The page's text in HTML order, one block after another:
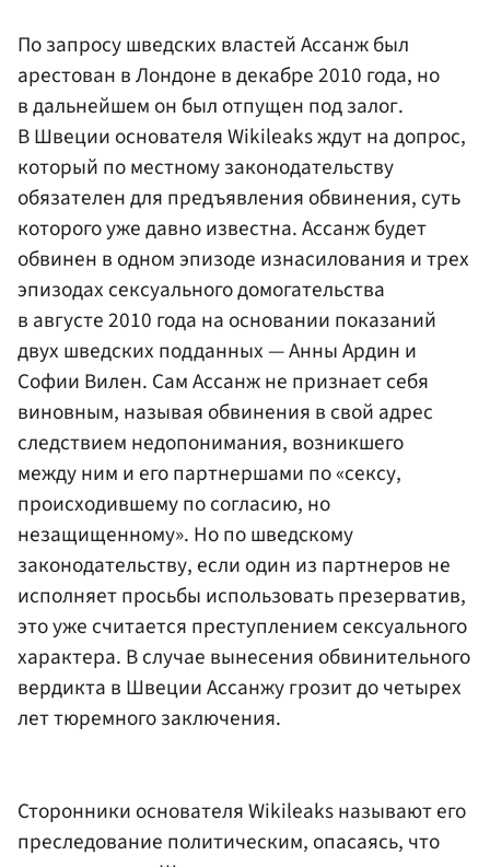
По запросу шведских властей Ассанж был
арестован в Лондоне в декабре 2010 года, но
в дальнейшем он был отпущен под залог.
В Швеции основателя Wikileaks ждут на допрос,
который по местному законодательству
обязателен для предъявления обвинения, суть
которого уже давно известна. Ассанж будет
обвинен в одном эпизоде изнасилования и трех
эпизодах сексуального домогательства
в августе 2010 года на основании показаний
двух шведских подданных — Анны Ардин и
Софии Вилен. Сам Ассанж не признает себя
виновным, называя обвинения в свой адрес
следствием недопонимания, возникшего
между ним и его партнершами по «сексу,
происходившему по согласию, но
незащищенному». Но по шведскому
законодательству, если один из партнеров не
исполняет просьбы использовать презерватив,
это уже считается преступлением сексуального
характера. В случае вынесения обвинительного
вердикта в Швеции Ассанжу грозит до четырех
лет тюремного заключения.
Сторонники основателя Wikileaks называют его
преследование политическим, опасаясь, что